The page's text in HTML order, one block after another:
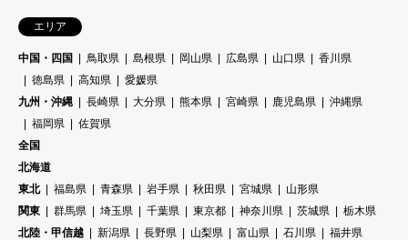
エリア
中国・四国 鳥取県 島根県 岡山県 広島県 山口県
香川県
徳島県
高知県
愛媛県
九州・沖縄
長崎県 大分県 熊本県 宮崎県 鹿児島県
沖縄県
福岡県
佐賀県
全国
北海道
東北
福島県 青森県 岩手県 秋田県 宮城県
山形県
関東
群馬県 埼玉県 千葉県 東京都 神奈川県 茨城県
栃木県
北陸・甲信越
新潟県 長野県 山梨県 富山県 石川県
福井県